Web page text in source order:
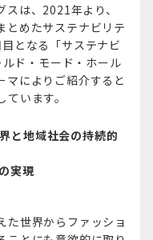
は、2021年より、
とめたサステナビリテ
となる「サステナビ
ド・モード・ホール
マによりご紹介すると
います。
と地域社会の持続的
実現
た世界からファッショ